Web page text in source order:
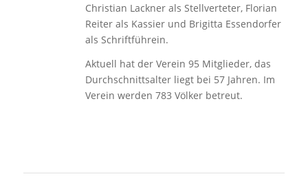
Christian Lackner als Stellverteter, Florian
Reiter als Kassier und Brigitta Essendorfer
als Schriftführein.
Aktuell hat der Verein 95 Mitglieder, das
Durchschnittsalter liegt bei 57 Jahren. Im
Verein werden 783 Völker betreut.